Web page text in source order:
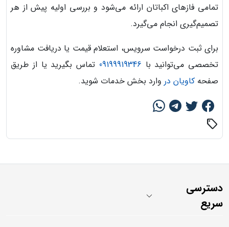
تمامی فازهای اکباتان ارائه می‌شود و بررسی اولیه پیش از هر
تصمیم‌گیری انجام می‌گیرد.
برای ثبت درخواست سرویس، استعلام قیمت یا دریافت مشاوره
تخصصی می‌توانید با 09199919346 تماس بگیرید یا از طریق
صفحه کاویان در وارد بخش خدمات شوید.
sell
دسترسی
سریع